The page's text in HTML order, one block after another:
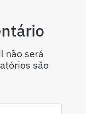
não será
são